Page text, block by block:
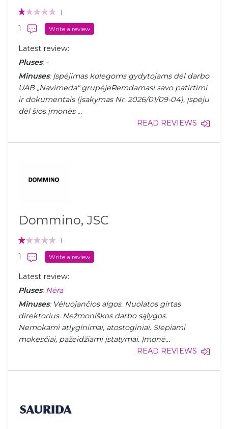
1
1
Write a review
Latest review:
Pluses: -
Minuses: Įspėjimas kolegoms gydytojams dėl darbo
UAB „Navimeda“ grupėje ​Remdamasi savo patirtimi
ir dokumentais (įsakymas Nr. 2026/01/09-04), įspėju
dėl šios įmonės ...
READ REVIEWS
Dommino, JSC
1
1
Write a review
Latest review:
Pluses: Nėra
Minuses: Vėluojančios algos. Nuolatos girtas
direktorius. Nežmoniškos darbo sąlygos.
Nemokami atlyginimai, atostoginiai. Slepiami
mokesčiai, pažeidžiami įstatymai. Įmonė...
READ REVIEWS